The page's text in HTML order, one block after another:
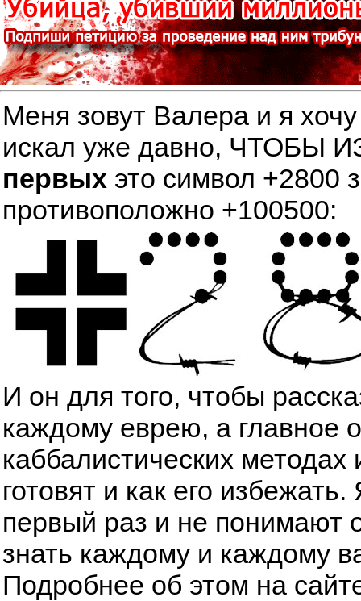
Меня зовут Валера и я
искал уже давно,
первых это символ +2800
противоположно +100500:
И он для того, чтобы
каждому еврею, а главное
каббалистических
готовят и как его
первый раз и не понимают
знать каждому и каждому
Подробнее об этом на